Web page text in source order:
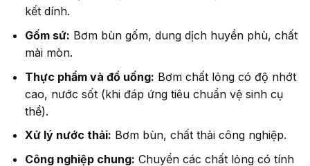
kết dính.
Gốm sứ: Bơm bùn gốm, dung dịch huyền phù, chất
mài mòn.
Thực phẩm và đồ uống: Bơm chất lỏng có độ nhớt
cao, nước sốt (khi đáp ứng tiêu chuẩn vệ sinh cụ
thể).
Xử lý nước thải: Bơm bùn, chất thải công nghiệp.
Công nghiệp chung: Chuyển các chất lỏng có tính